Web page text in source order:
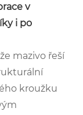
v
i po
mazivo řeší
kroužku